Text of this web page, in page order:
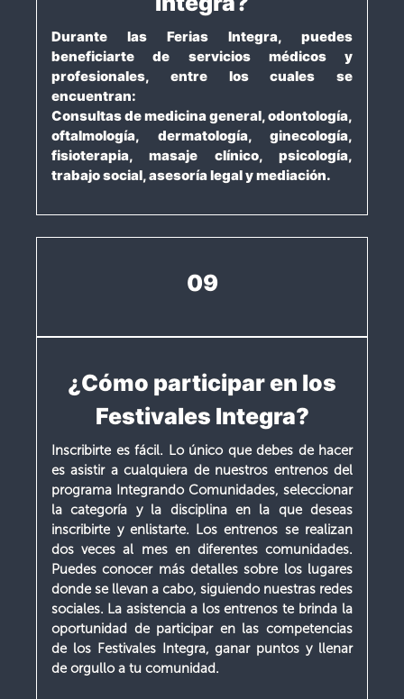
Durante las Ferias Integra, puedes
beneficiarte de servicios médicos y
profesionales, entre los cuales se
encuentran:
Consultas de medicina general, odontología,
oftalmología, dermatología, ginecología,
fisioterapia, masaje clínico, psicología,
trabajo social, asesoría legal y mediación.
09
¿Cómo participar en los
Festivales Integra?
Inscribirte es fácil. Lo único que debes de hacer
es asistir a cualquiera de nuestros entrenos del
programa Integrando Comunidades, seleccionar
la categoría y la disciplina en la que deseas
inscribirte y enlistarte. Los entrenos se realizan
dos veces al mes en diferentes comunidades.
Puedes conocer más detalles sobre los lugares
donde se llevan a cabo, siguiendo nuestras redes
sociales. La asistencia a los entrenos te brinda la
oportunidad de participar en las competencias
de los Festivales Integra, ganar puntos y llenar
de orgullo a tu comunidad.